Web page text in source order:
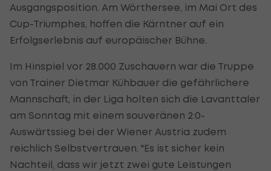
Ausgangsposition. Am Wörthersee, im Mai Ort des
Cup-Triumphes, hoffen die Kärntner auf ein
Erfolgserlebnis auf europäischer Bühne.
Im Hinspiel vor 28.000 Zuschauern war die Truppe
von Trainer Dietmar Kühbauer die gefährlichere
Mannschaft, in der Liga holten sich die Lavanttaler
am Sonntag mit einem souveränen 2:0-
Auswärtssieg bei der Wiener Austria zudem
reichlich Selbstvertrauen. "Es ist sicher kein
Nachteil, dass wir jetzt zwei gute Leistungen